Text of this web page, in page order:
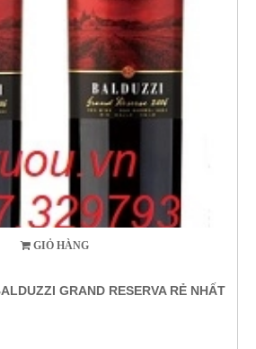
GIỎ HÀNG
GRAND RESERVA RẺ NHẤT